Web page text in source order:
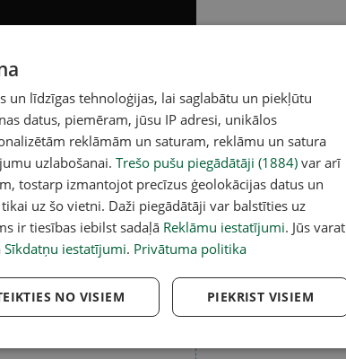
līdzīgas tehnoloģijas, lai saglabātu un piekļūtu
datus, piemēram, jūsu IP adresi, unikālos
reklāmām un saturam, reklāmu un satura
uzlabošanai. Trešo pušu piegādātāji (1884) var arī
tostarp izmantojot precīzus ģeolokācijas datus un
uz šo vietni. Daži piegādātāji var balstīties uz
ir tiesības iebilst sadaļā Reklāmu iestatījumi. Jūs varat
Sīkdatņu iestatījumi. Privātuma politika
PIEKRIST VISIEM
NO VISIEM